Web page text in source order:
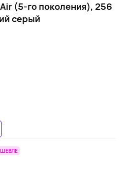
(5-го поколения), 256
серый